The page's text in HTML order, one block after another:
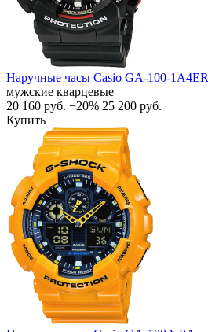
Наручные часы Casio GA-100-1A4ER
мужские кварцевые
20 160 руб. −20% 25 200 руб.
Купить